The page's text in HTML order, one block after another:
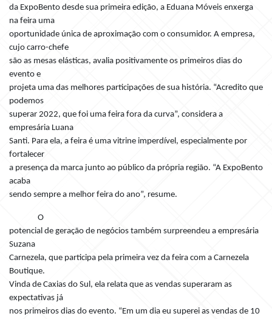
da ExpoBento desde sua primeira edição, a Eduana Móveis enxerga
na feira uma
oportunidade única de aproximação com o consumidor. A empresa,
cujo carro-chefe
são as mesas elásticas, avalia positivamente os primeiros dias do
evento e
projeta uma das melhores participações de sua história. “Acredito que
podemos
superar 2022, que foi uma feira fora da curva”, considera a
empresária Luana
Santi. Para ela, a feira é uma vitrine imperdível, especialmente por
fortalecer
a presença da marca junto ao público da própria região. “A ExpoBento
acaba
sendo sempre a melhor feira do ano”, resume.
O
potencial de geração de negócios também surpreendeu a empresária
Suzana
Carnezela, que participa pela primeira vez da feira com a Carnezela
Boutique.
Vinda de Caxias do Sul, ela relata que as vendas superaram as
expectativas já
nos primeiros dias do evento. “Em um dia eu superei as vendas de 10